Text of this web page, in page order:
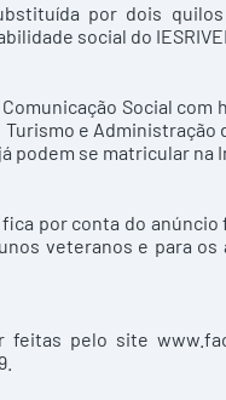
por dois
social do
Social
e
podem se matricular na
por conta do
veteranos e para
feitas pelo site